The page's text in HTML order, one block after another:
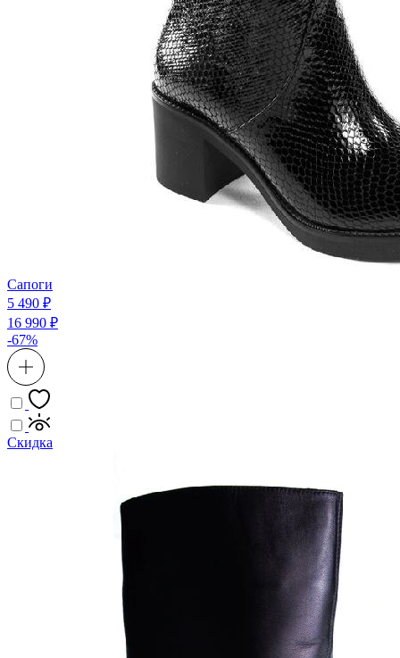
Сапоги
5 490 ₽
16 990 ₽
-67%
Скидка